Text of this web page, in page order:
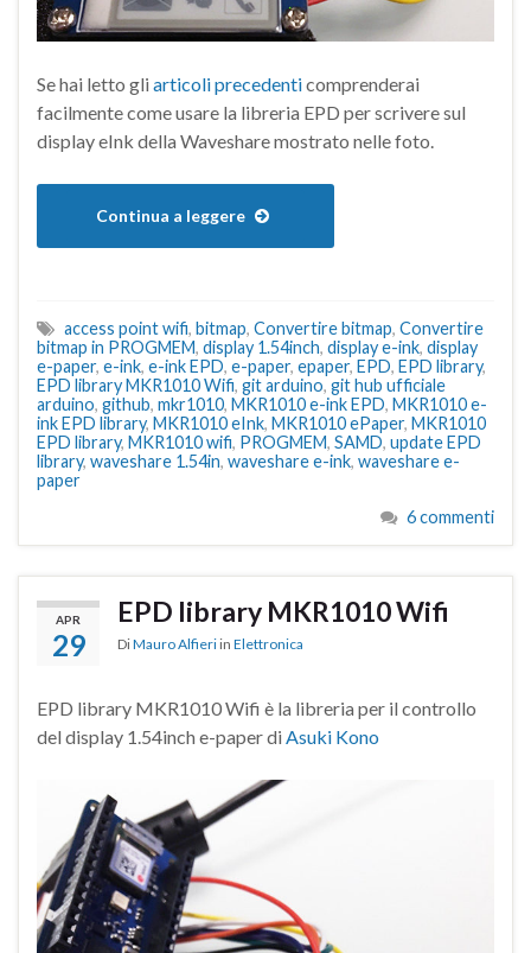
Se hai letto gli articoli precedenticomprenderai
facilmente come usare la libreria EPD per scrivere sul
display eInk della Waveshare mostrato nelle foto.
Continua a leggere
access point wifi, bitmap, Convertire bitmap, Convertire
bitmap in PROGMEM, display 1.54inch, display e-ink, display
e-paper, e-ink, e-ink EPD, e-paper, epaper, EPD, EPD library,
EPD library MKR1010 Wifi, git arduino, git hub ufficiale
arduino, github, mkr1010, MKR1010 e-ink EPD, MKR1010 e-
ink EPD library, MKR1010 eInk, MKR1010 ePaper, MKR1010
EPD library, MKR1010 wifi, PROGMEM, SAMD, update EPD
library, waveshare 1.54in, waveshare e-ink, waveshare e-
paper
6 commenti
APR
29
EPD library MKR1010 Wifi
DiMauro Alfieri in Elettronica
EPD library MKR1010 Wifi è la libreria per il controllo
del display 1.54inch e-paper di Asuki Kono